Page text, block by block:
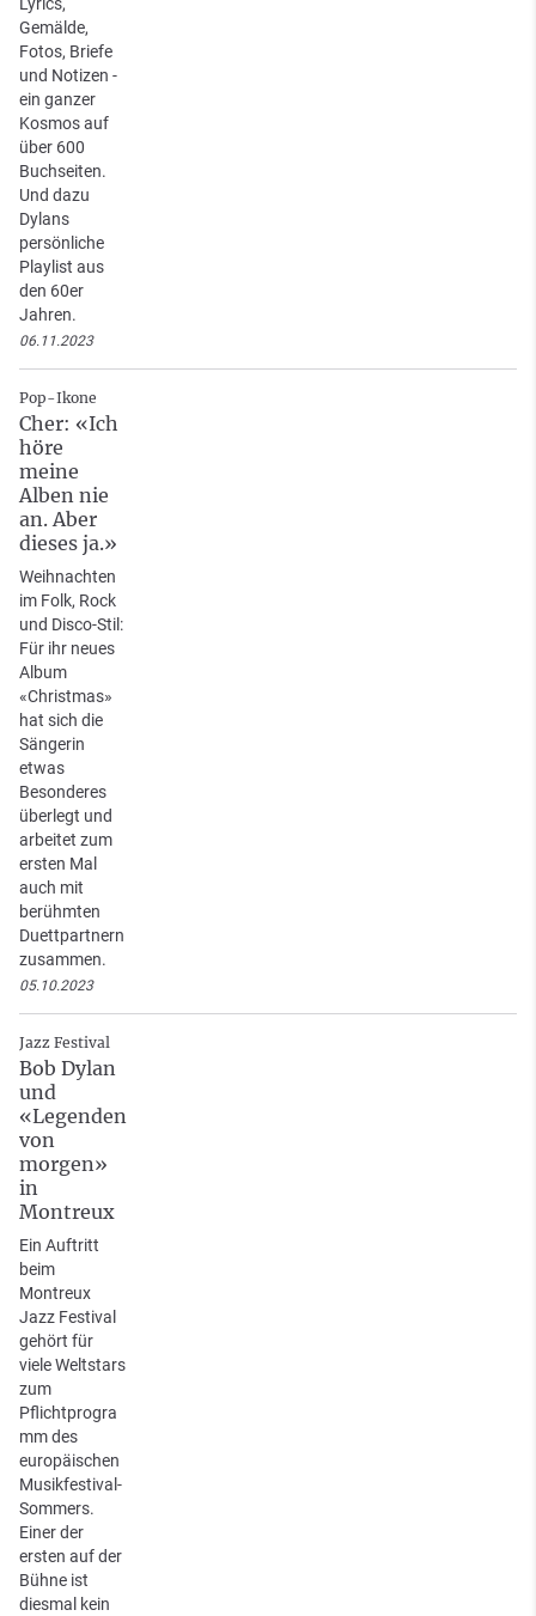
Gemälde,
Fotos, Briefe
und Notizen -
ein ganzer
Kosmos auf
über 600
Buchseiten.
Und dazu
Dylans
persönliche
Playlist aus
den 60er
Jahren.
06.11.2023
Pop-Ikone
Cher: «Ich
höre
meine
Alben nie
an. Aber
dieses ja.»
Weihnachten
im Folk, Rock
und Disco-Stil:
Für ihr neues
Album
«Christmas»
hat sich die
Sängerin
etwas
Besonderes
überlegt und
arbeitet zum
ersten Mal
auch mit
berühmten
Duettpartnern
zusammen.
05.10.2023
Jazz Festival
Bob Dylan
und
«Legenden
von
morgen»
in
Montreux
Ein Auftritt
beim
Montreux
Jazz Festival
gehört für
viele Weltstars
zum
Pflichtprogra
mm des
europäischen
Musikfestival-
Sommers.
Einer der
ersten auf der
Bühne ist
diesmal kein